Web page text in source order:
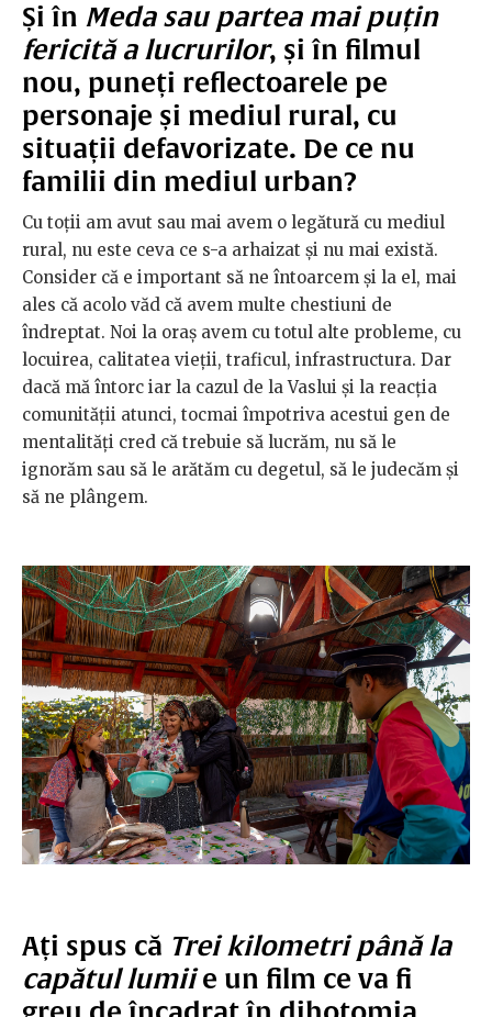
Și în Meda sau partea mai puțin
fericită a lucrurilor, și în filmul
nou, puneți reflectoarele pe
personaje și mediul rural, cu
situații defavorizate. De ce nu
familii din mediul urban?
Cu toții am avut sau mai avem o legătură cu mediul
rural, nu este ceva ce s-a arhaizat și nu mai există.
Consider că e important să ne întoarcem și la el, mai
ales că acolo văd că avem multe chestiuni de
îndreptat. Noi la oraș avem cu totul alte probleme, cu
locuirea, calitatea vieții, traficul, infrastructura. Dar
dacă mă întorc iar la cazul de la Vaslui și la reacția
comunității atunci, tocmai împotriva acestui gen de
mentalități cred că trebuie să lucrăm, nu să le
ignorăm sau să le arătăm cu degetul, să le judecăm și
să ne plângem.
Ați spus că Trei kilometri până la
capătul lumiie un film ce va fi